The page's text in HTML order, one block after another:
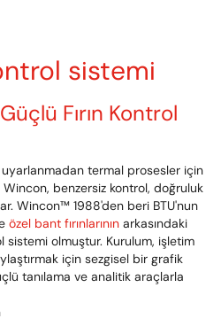
sistemi
Fırın Kontrol
termal prosesler için
benzersiz kontrol, doğruluk
Wincon™ 1988'den beri BTU'nun
özel bant fırınlarının arkasındaki
sistemi olmuştur. Kurulum, işletim
için sezgisel bir grafik
tanılama ve analitik araçlarla